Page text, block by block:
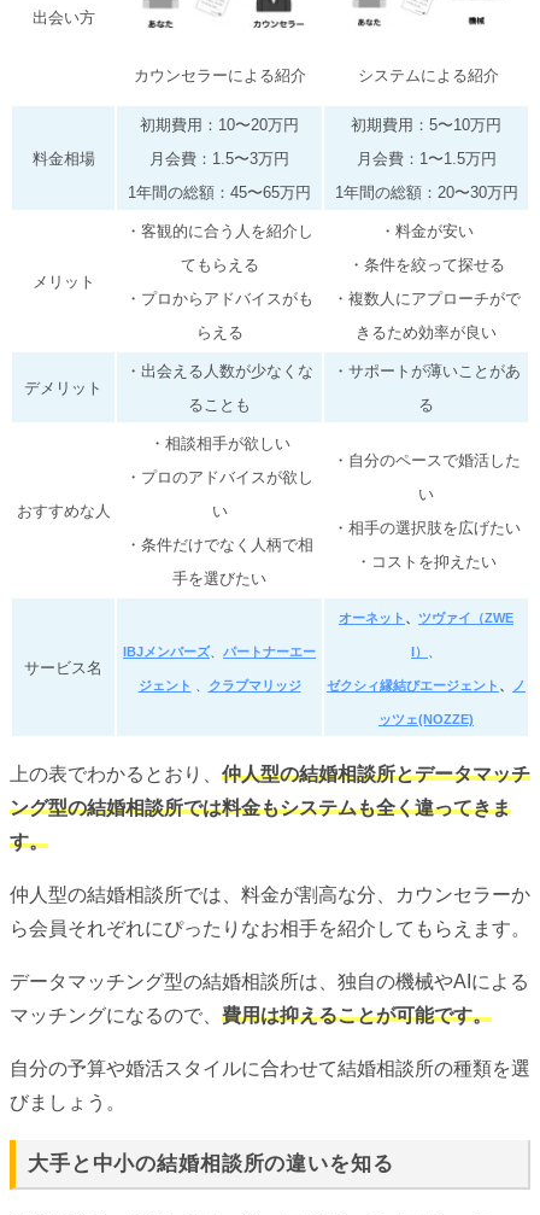
出会い方
カウンセラーによる紹介 システムによる紹介
料金相場
初期費用：10〜20万円
月会費：1.5〜3万円
1年間の総額：45〜65万円
初期費用：5〜10万円
月会費：1〜1.5万円
1年間の総額：20〜30万円
メリット
・客観的に合う人を紹介し
てもらえる
・プロからアドバイスがも
らえる
・料金が安い
・条件を絞って探せる
・複数人にアプローチがで
きるため効率が良い
デメリット
・出会える人数が少なくな
ることも
・サポートが薄いことがあ
る
おすすめな人
・相談相手が欲しい
・プロのアドバイスが欲し
い
・条件だけでなく人柄で相
手を選びたい
・自分のペースで婚活した
い
・相手の選択肢を広げたい
・コストを抑えたい
サービス名
IBJメンバーズ、 パートナーエー
ジェント クラブマリッジ
オーネット 、 ツヴァイ（ZWE
I）
ゼクシィ縁結びエージェント 、 ノ
ッツェ(NOZZE)
上の表でわかるとおり、 仲人型の結婚相談所とデータマッチ
ング型の結婚相談所では料金もシステムも全く違ってきま
す。
仲人型の結婚相談所では、料金が割高な分、カウンセラーか
ら会員それぞれにぴったりなお相手を紹介してもらえます。
データマッチング型の結婚相談所は、独自の機械やAIによる
マッチングになるので、 費用は抑えることが可能です。
自分の予算や婚活スタイルに合わせて結婚相談所の種類を選
びましょう。
大手と中小の結婚相談所の違いを知る